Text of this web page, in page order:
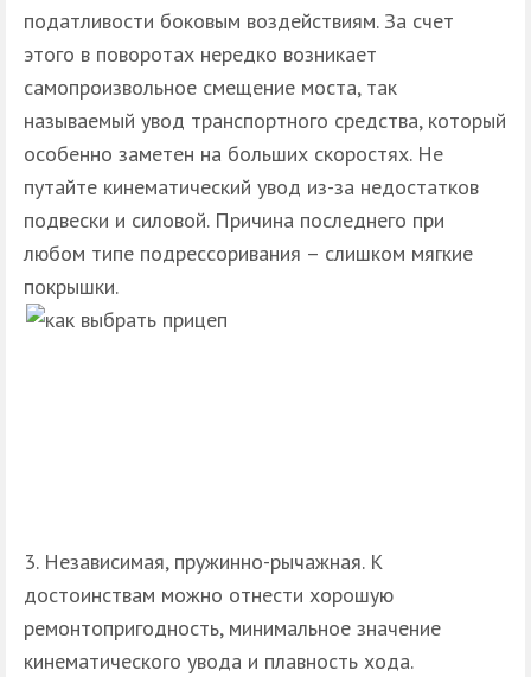
податливости боковым воздействиям. За счет
этого в поворотах нередко возникает
самопроизвольное смещение моста, так
называемый увод транспортного средства, который
особенно заметен на больших скоростях. Не
путайте кинематический увод из-за недостатков
подвески и силовой. Причина последнего при
любом типе подрессоривания – слишком мягкие
покрышки.
3. Независимая, пружинно-рычажная. К
достоинствам можно отнести хорошую
ремонтопригодность, минимальное значение
кинематического увода и плавность хода.